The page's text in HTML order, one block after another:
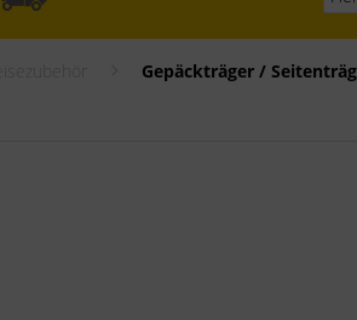
Gepäckträger /